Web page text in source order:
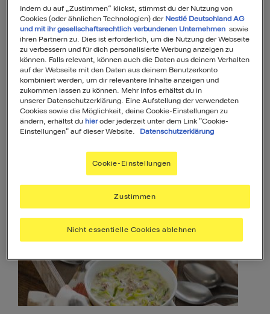
14Min
Indem du auf „Zustimmen“ klickst, stimmst du der Nutzung von
Cookies (oder ähnlichen Technologien) der Nestlé Deutschland AG
und mit ihr gesellschaftsrechtlich verbundenen Unternehmen sowie
ihren Partnern zu. Dies ist erforderlich, um die Nutzung der Webseite
zu verbessern und für dich personalisierte Werbung anzeigen zu
können. Falls relevant, können auch die Daten aus deinem Verhalten
auf der Webseite mit den Daten aus deinem Benutzerkonto
kombiniert werden, um dir relevantere Inhalte anzeigen und
zukommen lassen zu können. Mehr Infos erhältst du in
unserer Datenschutzerklärung. Eine Aufstellung der verwendeten
Cookies sowie die Möglichkeit, deine Cookie-Einstellungen zu
ändern, erhältst duhieroder jederzeit unter dem Link "Cookie-
Einstellungen" auf dieser Website.
Datenschutzerklärung
Cookie-Einstellungen
Nicht essentielle Cookies ablehnen
Zustimmen